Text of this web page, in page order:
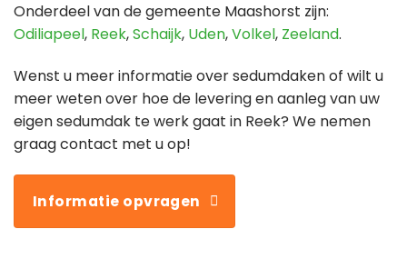
Onderdeel van de gemeente Maashorst zijn:
Odiliapeel, Reek,Schaijk, Uden,Volkel, Zeeland.
Wenst u meer informatie over sedumdaken of wilt u
meer weten over hoe de levering en aanleg van uw
eigen sedumdak te werk gaat in Reek? We nemen
graag contact met u op!
Informatie opvragen